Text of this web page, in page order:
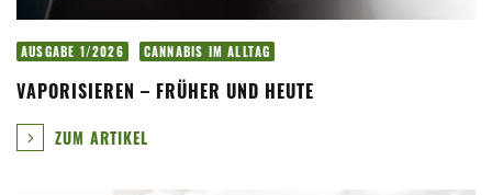
AUSGABE 1/2026 CANNABIS IM ALLTAG
VAPORISIEREN – FRÜHER UND HEUTE
ZUM ARTIKEL